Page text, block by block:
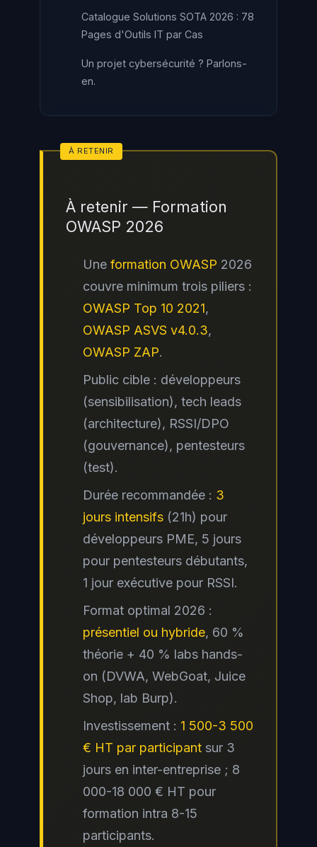
Catalogue Solutions SOTA 2026 : 78
Pages d'Outils IT par Cas
Un projet cybersécurité ? Parlons-
en.
À retenir — Formation
OWASP 2026
Une formation OWASP 2026
couvre minimum trois piliers :
OWASP Top 10 2021,
OWASP ASVS v4.0.3,
OWASP ZAP.
Public cible : développeurs
(sensibilisation), tech leads
(architecture), RSSI/DPO
(gouvernance), pentesteurs
(test).
Durée recommandée : 3
jours intensifs (21h) pour
développeurs PME, 5 jours
pour pentesteurs débutants,
1 jour exécutive pour RSSI.
Format optimal 2026 :
présentiel ou hybride, 60 %
théorie + 40 % labs hands-
on (DVWA, WebGoat, Juice
Shop, lab Burp).
Investissement : 1 500-3 500
€ HT par participant sur 3
jours en inter-entreprise ; 8
000-18 000 € HT pour
formation intra 8-15
participants.